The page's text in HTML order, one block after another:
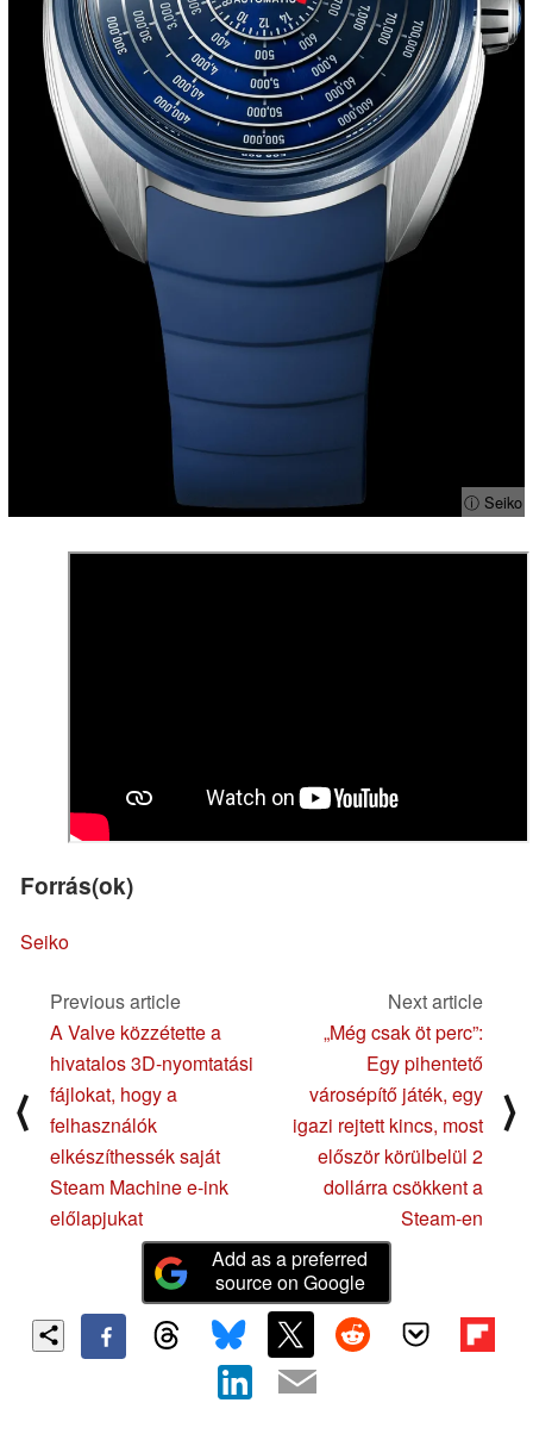
ⓘ Seiko
Forrás(ok)
Seiko
⟨
Previous article
A Valve közzétette a
hivatalos 3D-nyomtatási
fájlokat, hogy a
felhasználók
elkészíthessék saját
Steam Machine e-ink
előlapjukat
Next article
„Még csak öt perc”:
Egy pihentető
városépítő játék, egy
igazi rejtett kincs, most
először körülbelül 2
dollárra csökkent a
Steam-en
⟩
Add as a preferred
source on Google